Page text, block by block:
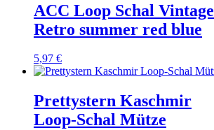
ACC Loop Schal Vintage
Retro summer red blue
5,97 €
Prettystern Kaschmir
Loop-Schal Mütze